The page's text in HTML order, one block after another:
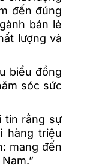
đến đúng
bán lẻ
lượng và
biểu đồng
sóc sức
tin rằng sự
hàng triệu
mang đến